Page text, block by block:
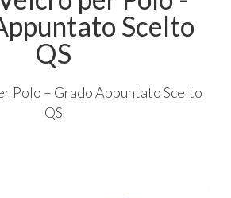
Scelto
QS
Polo – Grado Appuntato Scelto
QS